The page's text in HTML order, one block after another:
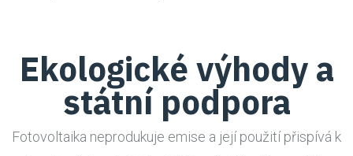
Ekologické výhody a
státní podpora
Fotovoltaika neprodukuje emise a její použití přispívá k